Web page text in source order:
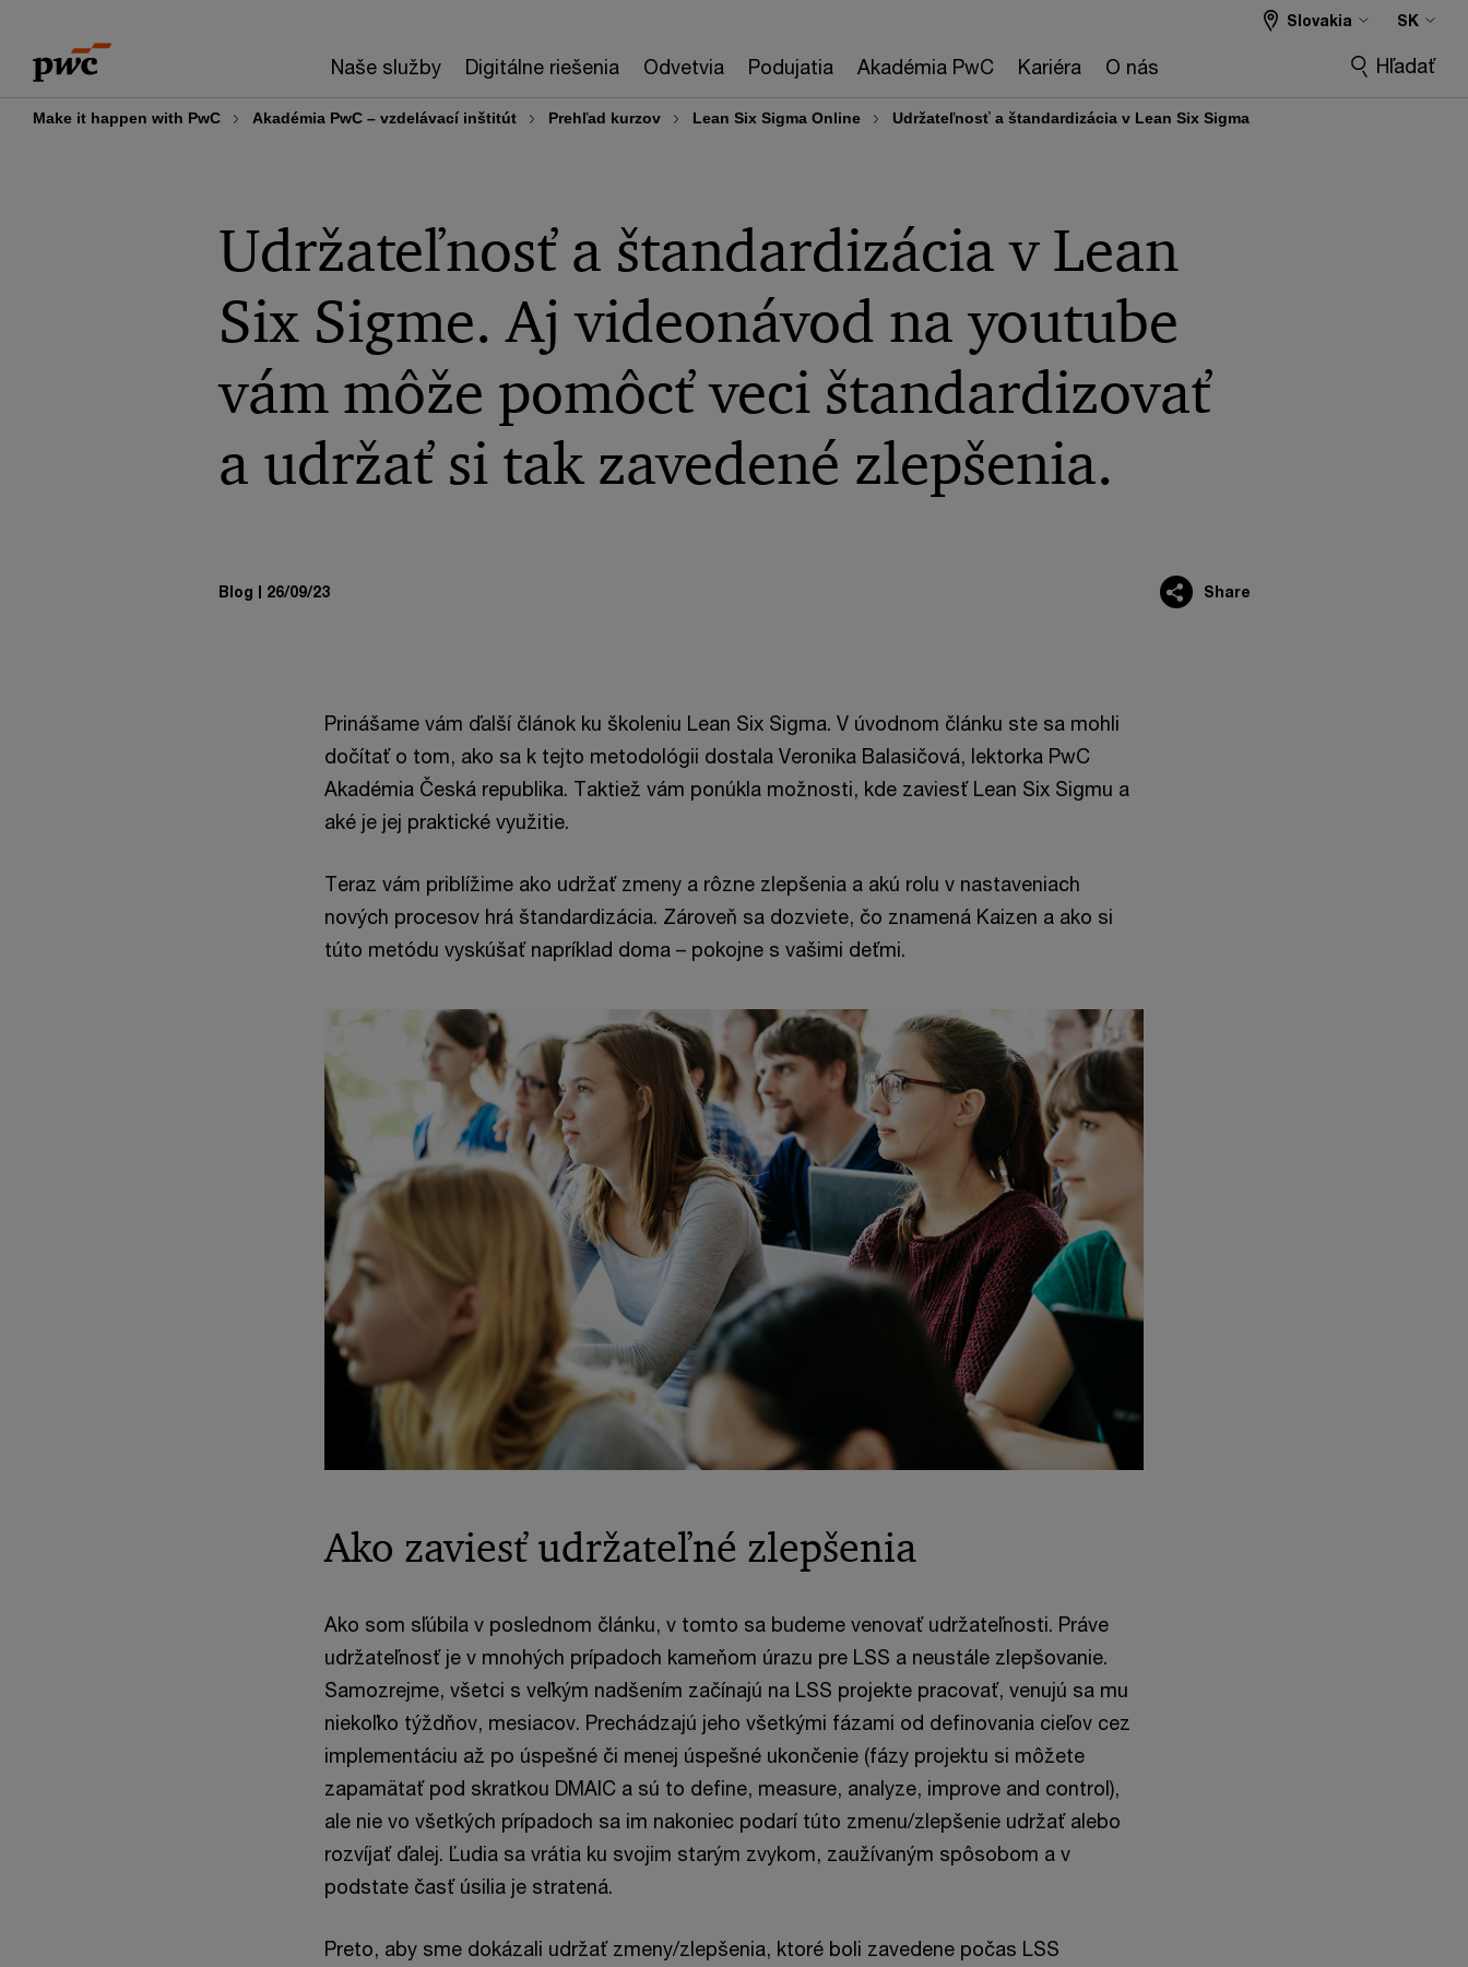
content
footer
Naše služby Digitálne riešenia Odvetvia Podujatia Akadémia PwC Kariéra O nás
Slovakia SK
Hľadať
Make it happen with PwC Akadémia PwC – vzdelávací inštitút Prehľad kurzov Lean Six Sigma Online Udržateľnosť a štandardizácia v Lean Six Sigma
Udržateľnosť a štandardizácia v Lean
Six Sigme. Aj videonávod na youtube
vám môže pomôcť veci štandardizovať
a udržať si tak zavedené zlepšenia.
Blog 26/09/23 Share
Prinášame vám ďalší článok ku školeniu Lean Six Sigma. V úvodnom článku ste sa mohli
dočítať o tom, ako sa k tejto metodológii dostala Veronika Balasičová, lektorka PwC
Akadémia Česká republika. Taktiež vám ponúkla možnosti, kde zaviesť Lean Six Sigmu a
aké je jej praktické využitie.
Teraz vám priblížime ako udržať zmeny a rôzne zlepšenia a akú rolu v nastaveniach
nových procesov hrá štandardizácia. Zároveň sa dozviete, čo znamená Kaizen a ako si
túto metódu vyskúšať napríklad doma – pokojne s vašimi deťmi.
Ako zaviesť udržateľné zlepšenia
Ako som sľúbila v poslednom článku, v tomto sa budeme venovať udržateľnosti. Práve
udržateľnosť je v mnohých prípadoch kameňom úrazu pre LSS a neustále zlepšovanie.
Samozrejme, všetci s veľkým nadšením začínajú na LSS projekte pracovať, venujú sa mu
niekoľko týždňov, mesiacov. Prechádzajú jeho všetkými fázami od definovania cieľov cez
implementáciu až po úspešné či menej úspešné ukončenie (fázy projektu si môžete
zapamätať pod skratkou DMAIC a sú to define, measure, analyze, improve and control),
ale nie vo všetkých prípadoch sa im nakoniec podarí túto zmenu/zlepšenie udržať alebo
rozvíjať ďalej. Ľudia sa vrátia ku svojim starým zvykom, zaužívaným spôsobom a v
podstate časť úsilia je stratená.
Preto, aby sme dokázali udržať zmeny/zlepšenia, ktoré boli zavedene počas LSS